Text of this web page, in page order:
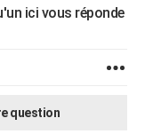
ici vous réponde
question